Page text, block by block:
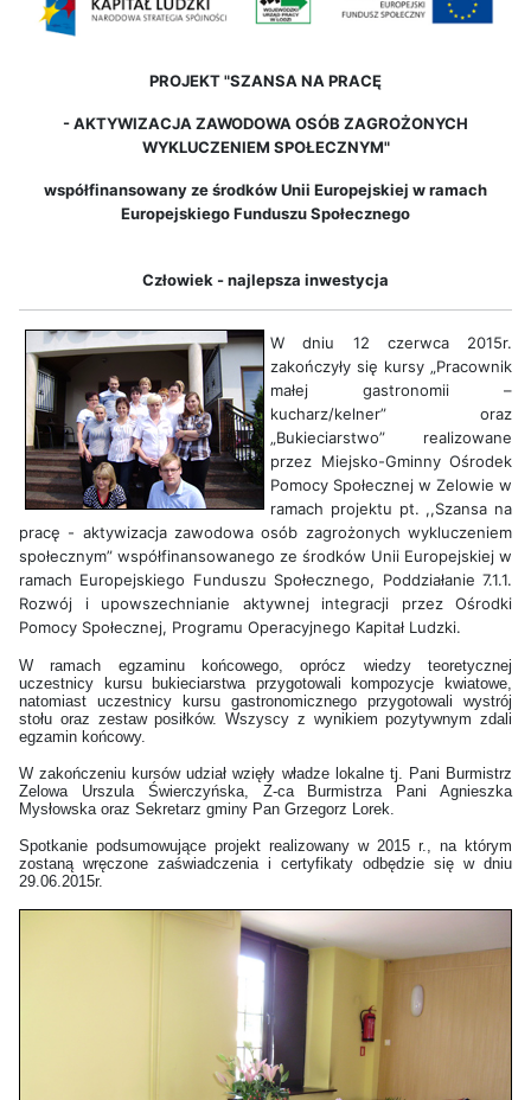
PROJEKT "SZANSA NA PRACĘ
-AKTYWIZACJA ZAWODOWA OSÓB ZAGROŻONYCH
WYKLUCZENIEM SPOŁECZNYM"
współfinansowany ze środków Unii Europejskiej w ramach
Europejskiego Funduszu Społecznego
Człowiek - najlepsza inwestycja
W dniu 12 czerwca 2015r.
zakończyły się kursy „Pracownik
małej gastronomii –
kucharz/kelner” oraz
„Bukieciarstwo” realizowane
przez Miejsko-Gminny Ośrodek
Pomocy Społecznej w Zelowie w
ramach projektu pt. ,,Szansa na
pracę - aktywizacja zawodowa osób zagrożonych wykluczeniem
społecznym” współfinansowanego ze środków Unii Europejskiej w
ramach Europejskiego Funduszu Społecznego, Poddziałanie 7.1.1.
Rozwój i upowszechnianie aktywnej integracji przez Ośrodki
Pomocy Społecznej, Programu Operacyjnego Kapitał Ludzki.
W ramach egzaminu końcowego, oprócz wiedzy teoretycznej
uczestnicy kursu bukieciarstwa przygotowali kompozycje kwiatowe,
natomiast uczestnicy kursu gastronomicznego przygotowali wystrój
stołu oraz zestaw posiłków. Wszyscy z wynikiem pozytywnym zdali
egzamin końcowy.
W zakończeniu kursów udział wzięły władze lokalne tj. Pani Burmistrz
Zelowa Urszula Świerczyńska, Z-ca Burmistrza Pani Agnieszka
Mysłowska oraz Sekretarz gminy Pan Grzegorz Lorek.
Spotkanie podsumowujące projekt realizowany w 2015 r., na którym
zostaną wręczone zaświadczenia i certyfikaty odbędzie się w dniu
29.06.2015r.